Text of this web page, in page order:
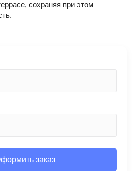
сохраняя при этом
заказ